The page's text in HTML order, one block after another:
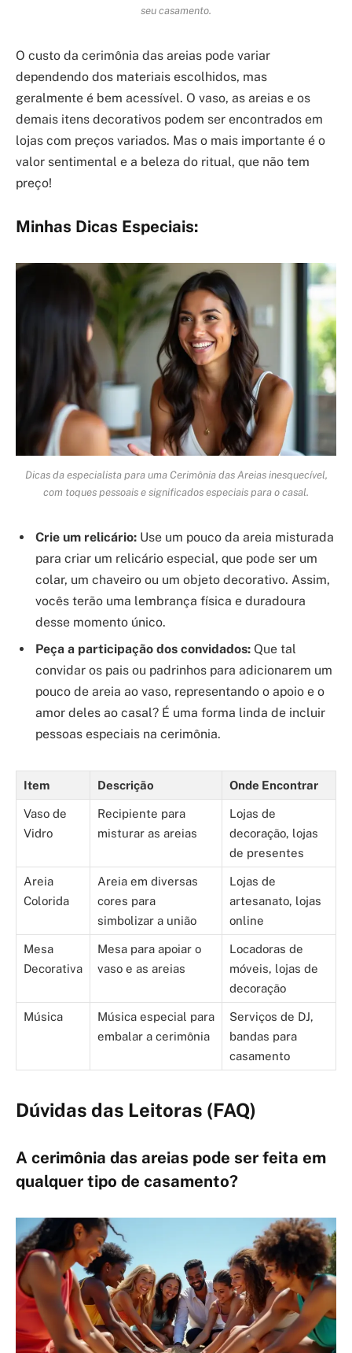
seu casamento.
O custo da cerimônia das areias pode variar
dependendo dos materiais escolhidos, mas
geralmente é bem acessível. O vaso, as areias e os
demais itens decorativos podem ser encontrados em
lojas com preços variados. Mas o mais importante é o
valor sentimental e a beleza do ritual, que não tem
preço!
Minhas Dicas Especiais:
Dicas da especialista para uma Cerimônia das Areias inesquecível,
com toques pessoais e significados especiais para o casal.
Crie um relicário: Use um pouco da areia misturada
para criar um relicário especial, que pode ser um
colar, um chaveiro ou um objeto decorativo. Assim,
vocês terão uma lembrança física e duradoura
desse momento único.
Peça a participação dos convidados: Que tal
convidar os pais ou padrinhos para adicionarem um
pouco de areia ao vaso, representando o apoio e o
amor deles ao casal? É uma forma linda de incluir
pessoas especiais na cerimônia.
Item Descrição Onde Encontrar
Vaso de
Vidro
Recipiente para
misturar as areias
Lojas de
decoração, lojas
de presentes
Areia
Colorida
Areia em diversas
cores para
simbolizar a união
Lojas de
artesanato, lojas
online
Mesa
Decorativa
Mesa para apoiar o
vaso e as areias
Locadoras de
móveis, lojas de
decoração
Música
Música especial para
embalar a cerimônia
Serviços de DJ,
bandas para
casamento
Dúvidas das Leitoras (FAQ)
A cerimônia das areias pode ser feita em
qualquer tipo de casamento?